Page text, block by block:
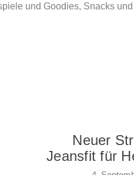
und Goodies, Snacks
Neuer
Jeansfit für